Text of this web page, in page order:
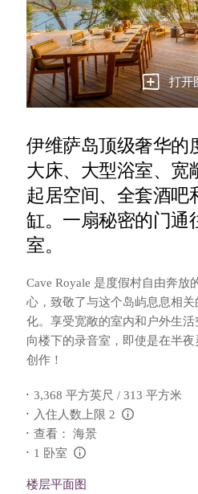
打开
伊维萨岛顶级奢华的
大床、大型浴室、宽
起居空间、全套酒吧
缸。一扇秘密的门通
室。
Cave Royale 是度假村自由奔放
心，致敬了与这个岛屿息息相
化。享受宽敞的室内和户外生
向楼下的录音室，即使是在半
创作！
3,368 平方英尺 / 313 平方米
入住人数上限 2
查看： 海景
1 卧室
楼层平面图